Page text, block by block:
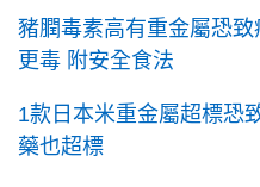
豬膶毒素高有重金屬恐
更毒 附安全食法
1款日本米重金屬超標恐
藥也超標